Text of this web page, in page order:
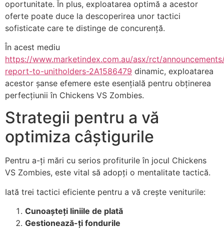
oportunitate. În plus, exploatarea optimă a acestor
oferte poate duce la descoperirea unor tactici
sofisticate care te distinge de concurență.
În acest mediu
https://www.marketindex.com.au/asx/rct/
report-to-unitholders-2A1586479 dinamic, exploatarea
acestor șanse efemere este esențială pentru obținerea
perfecțiunii în Chickens VS Zombies.
Strategii pentru a vă
optimiza câștigurile
Pentru a-ți mări cu serios profiturile în jocul Chickens
VS Zombies, este vital să adopți o mentalitate tactică.
Iată trei tactici eficiente pentru a vă crește veniturile:
Cunoașteți liniile de plată
Gestionează-ți fondurile